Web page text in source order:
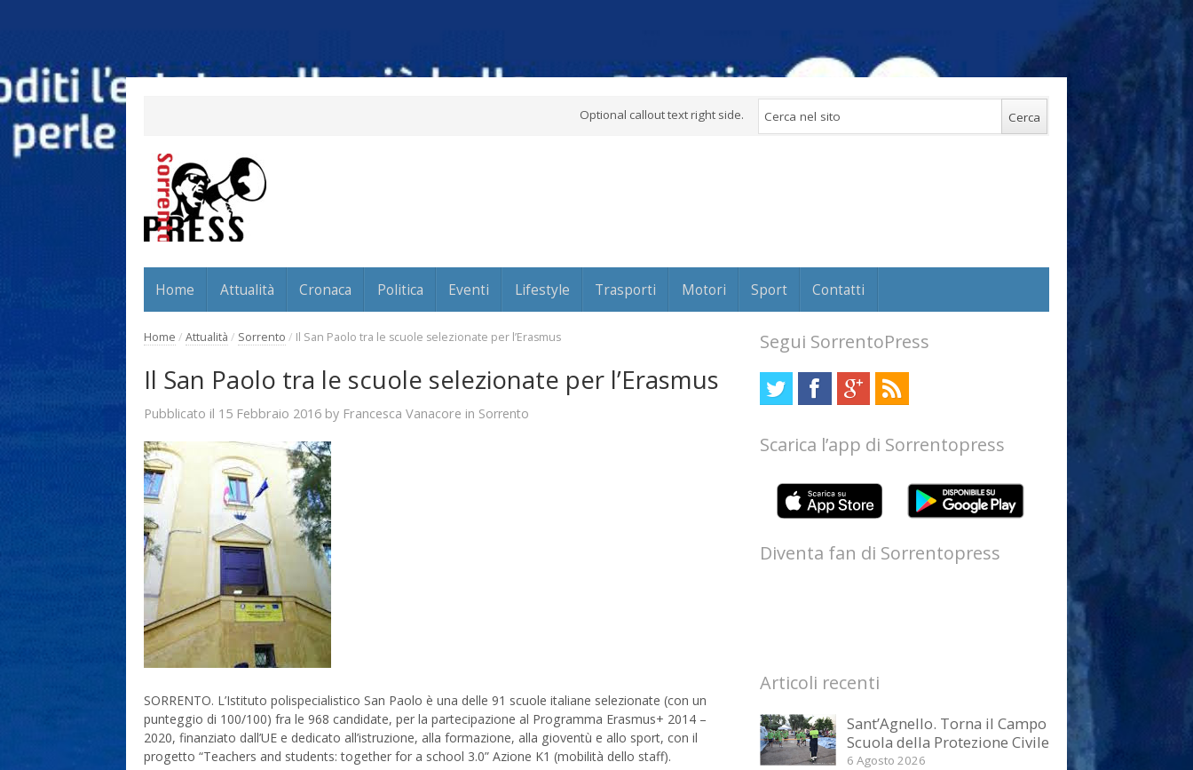
Optional callout text right side.
Home Attualità Cronaca Politica Eventi Lifestyle Trasporti Motori Sport Contatti
Home / Attualità / Sorrento / Il San Paolo tra le scuole selezionate per l’Erasmus
Il San Paolo tra le scuole selezionate per l’Erasmus
Pubblicato il 15 Febbraio 2016 by Francesca Vanacore in Sorrento
SORRENTO. L’Istituto polispecialistico San Paolo è una delle 91 scuole italiane selezionate (con un
punteggio di 100/100) fra le 968 candidate, per la partecipazione al Programma Erasmus+ 2014 –
2020, finanziato dall’UE e dedicato all’istruzione, alla formazione, alla gioventù e allo sport, con il
progetto “Teachers and students: together for a school 3.0” Azione K1 (mobilità dello staff).
Segui SorrentoPress
Scarica l’app di Sorrentopress
Diventa fan di Sorrentopress
Articoli recenti
Sant’Agnello. Torna il Campo
Scuola della Protezione Civile
6 Agosto 2026